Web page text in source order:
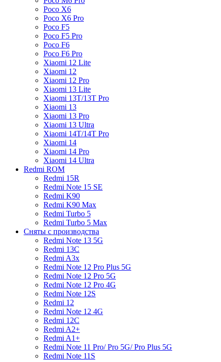
Poco X6
Poco X6 Pro
Poco F5
Poco F5 Pro
Poco F6
Poco F6 Pro
Xiaomi 12 Lite
Xiaomi 12
Xiaomi 12 Pro
Xiaomi 13 Lite
Xiaomi 13T/13T Pro
Xiaomi 13
Xiaomi 13 Pro
Xiaomi 13 Ultra
Xiaomi 14T/14T Pro
Xiaomi 14
Xiaomi 14 Pro
Xiaomi 14 Ultra
Redmi ROM
Redmi 15R
Redmi Note 15 SE
Redmi K90
Redmi K90 Max
Redmi Turbo 5
Redmi Turbo 5 Max
Сняты с производства
Redmi Note 13 5G
Redmi 13C
Redmi A3x
Redmi Note 12 Pro Plus 5G
Redmi Note 12 Pro 5G
Redmi Note 12 Pro 4G
Redmi Note 12S
Redmi 12
Redmi Note 12 4G
Redmi 12C
Redmi A2+
Redmi A1+
Redmi Note 11 Pro/ Pro 5G/ Pro Plus 5G
Redmi Note 11S